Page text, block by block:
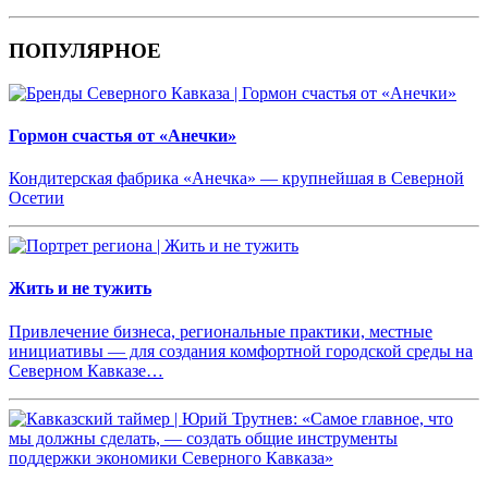
ПОПУЛЯРНОЕ
Гормон счастья от «Анечки»
Кондитерская фабрика «Анечка» — крупнейшая в Северной
Осетии
Жить и не тужить
Привлечение бизнеса, региональные практики, местные
инициативы — для создания комфортной городской среды на
Северном Кавказе…